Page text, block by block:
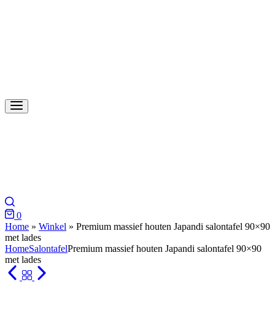
0
Cart
Home » Winkel » Premium massief houten Japandi salontafel 90×90
met lades
HomeSalontafelPremium massief houten Japandi salontafel 90×90
met lades